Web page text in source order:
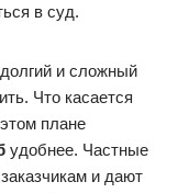
в суд.
и сложный
Что касается
плане
удобнее. Частные
и дают